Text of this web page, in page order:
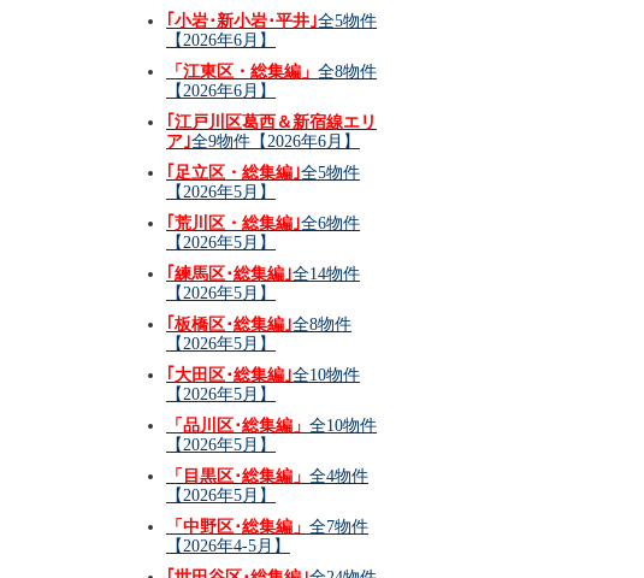
｢小岩･新小岩･平井｣全5物件
【2026年6月】
「江東区・総集編」 全8物件
【2026年6月】
｢江戸川区葛西＆新宿線エリ
ア｣全9物件【2026年6月】
｢足立区・総集編｣全5物件
【2026年5月】
｢荒川区・総集編｣全6物件
【2026年5月】
｢練馬区･総集編｣全14物件
【2026年5月】
｢板橋区･総集編｣全8物件
【2026年5月】
｢大田区･総集編｣全10物件
【2026年5月】
「品川区･総集編」 全10物件
【2026年5月】
「目黒区･総集編」 全4物件
【2026年5月】
「中野区･総集編」 全7物件
【2026年4-5月】